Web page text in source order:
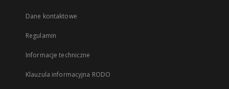
Dane kontaktowe
Regulamin
Informacje techniczne
Klauzula informacyjna RODO